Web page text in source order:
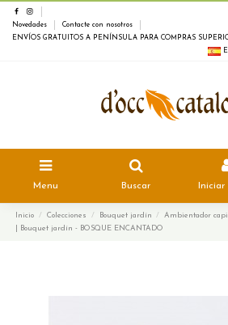
Novedades
Contacte con nosotros
ENVÍOS GRATUITOS A PENÍNSULA PARA COMPRAS
Menu Buscar Iniciar
Inicio Colecciones Bouquet jardín
Ambientador
| Bouquet jardín - BOSQUE ENCANTADO